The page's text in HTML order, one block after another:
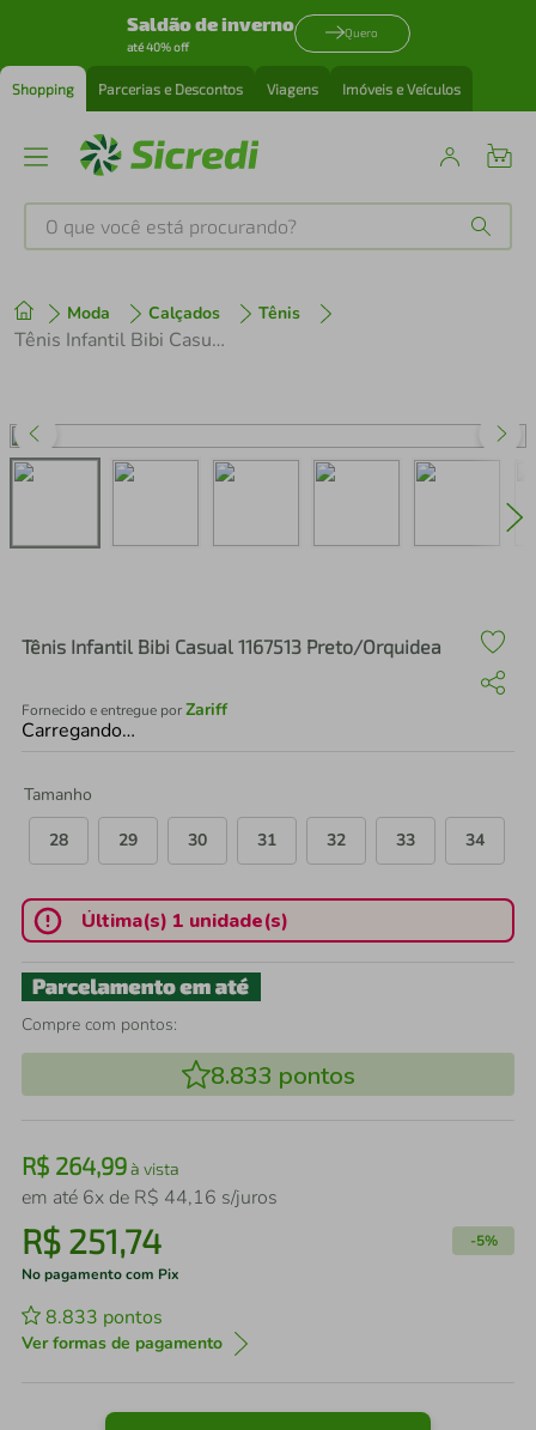
Saldão de inverno
até 40% off
Quero
Shopping Parcerias e Descontos Viagens Imóveis e Veículos
O que você está procurando?
Moda Calçados Tênis
Tênis Infantil Bibi Casual 1167513 Preto/Orquidea
Tênis Infantil Bibi Casual 1167513 Preto/Orquidea
Fornecido e entregue porZariff
Carregando…
Tamanho
28
29 30 31 32 33 34
Última(s) 1 unidade(s)
Compre com pontos:
8.833 pontos
R$ 264,99à vista
em até 6x de R$ 44,16 s/juros
R$ 251,74 -5%
No pagamento com Pix
8.833 pontos
Ver formas de pagamento
1º tenis
perfume